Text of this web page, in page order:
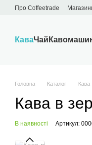
Перейти до основного
Про Сoffeetrade
КаваЧай
Головна Каталог Кава
Кава в
В наявності Артикул: